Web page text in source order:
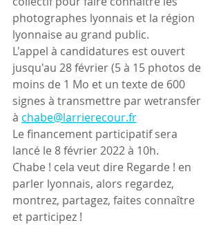
photographes lyonnais et la région
lyonnaise au grand public.
L'appel à candidatures est ouvert
jusqu'au 28 février (5 à 15 photos de
moins de 1 Mo et un texte de 600
signes à transmettre par wetransfer
à chabe@larrierecour.fr
Le financement participatif sera
lancé le 8 février 2022 à 10h.
Chabe ! cela veut dire Regarde ! en
parler lyonnais, alors regardez,
montrez, partagez, faites connaître
et participez !